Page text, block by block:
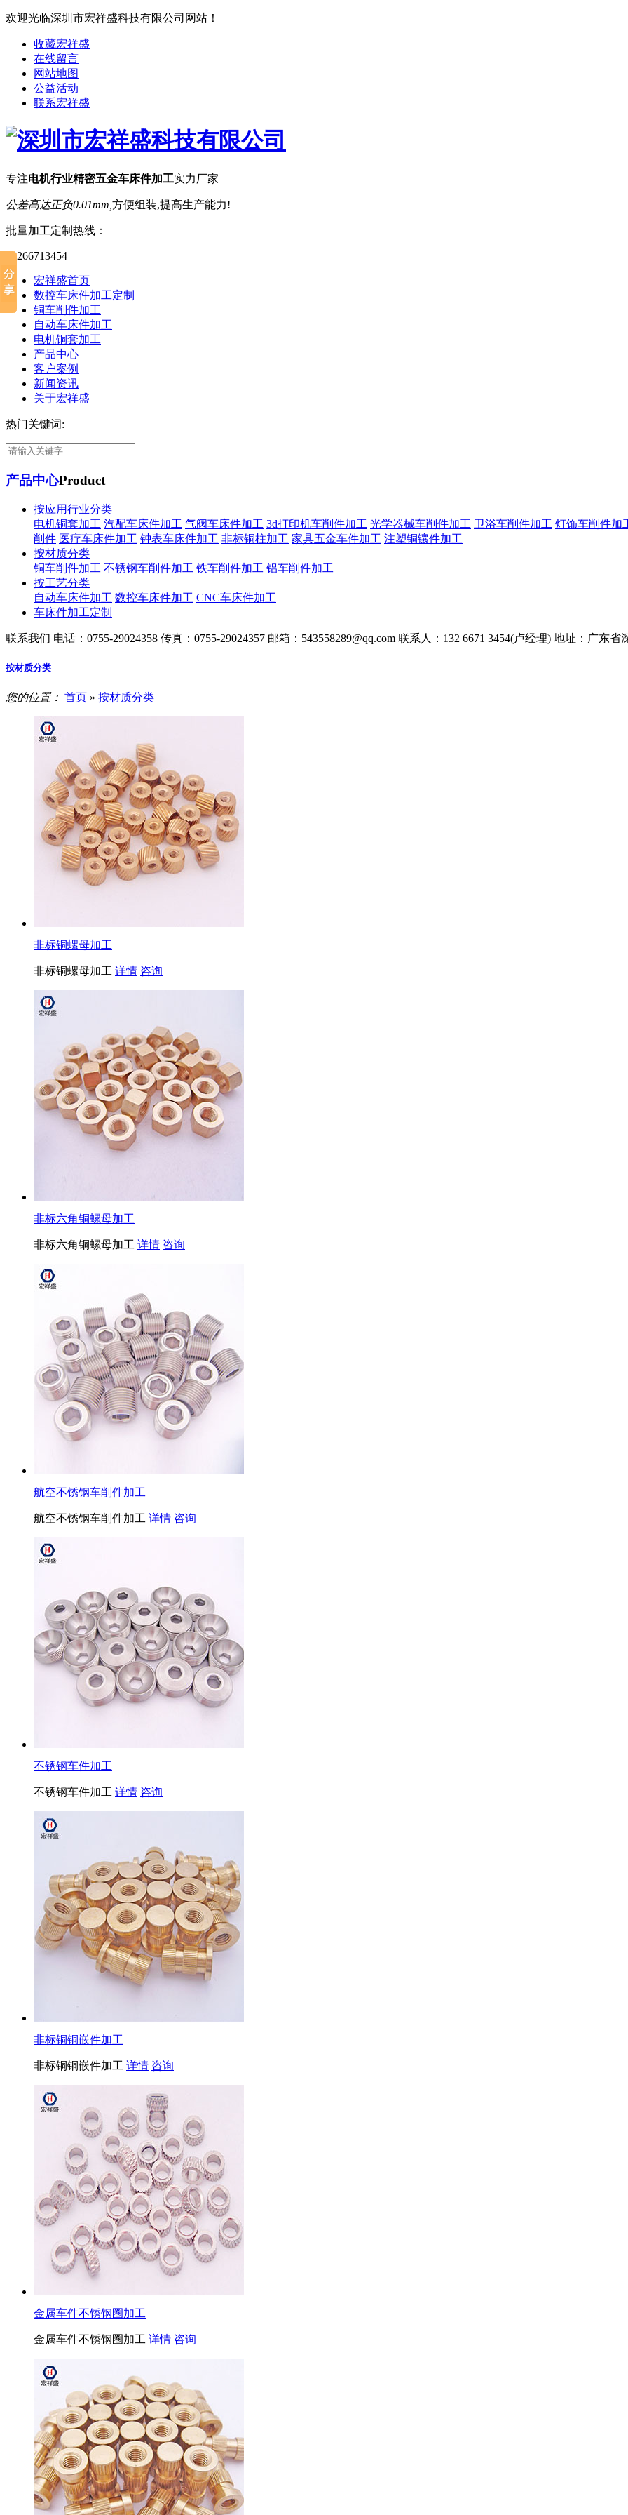
欢迎光临深圳市宏祥盛科技有限公司网站！
收藏宏祥盛
在线留言
网站地图
公益活动
联系宏祥盛
专注电机行业精密五金车床件加工实力厂家
公差高达正负0.01mm, 方便组装,提高生产能力!
批量加工定制热线：
13266713454
宏祥盛首页
数控车床件加工定制
铜车削件加工
自动车床件加工
电机铜套加工
产品中心
客户案例
新闻资讯
关于宏祥盛
热门关键词:
产品中心Product
按应用行业分类
电机铜套加工 汽配车床件加工 气阀车床件加工 3d打印机车削件加工 光学器械车削件加工 卫浴车削件加工 灯饰车削件加
削件 医疗车床件加工 钟表车床件加工 非标铜柱加工 家具五金车件加工 注塑铜镶件加工
按材质分类
铜车削件加工 不锈钢车削件加工 铁车削件加工 铝车削件加工
按工艺分类
自动车床件加工 数控车床件加工 CNC车床件加工
车床件加工定制
联系我们 电话：0755-29024358 传真：0755-29024357 邮箱：543558289@qq.com 联系人：132 6671 3454(卢经理) 地址：广东省
按材质分类
您的位置： 首页 » 按材质分类
非标铜螺母加工
非标铜螺母加工 详情 咨询
非标六角铜螺母加工
非标六角铜螺母加工 详情 咨询
航空不锈钢车削件加工
航空不锈钢车削件加工 详情 咨询
不锈钢车件加工
不锈钢车件加工 详情 咨询
非标铜铜嵌件加工
非标铜铜嵌件加工 详情 咨询
金属车件不锈钢圈加工
金属车件不锈钢圈加工 详情 咨询